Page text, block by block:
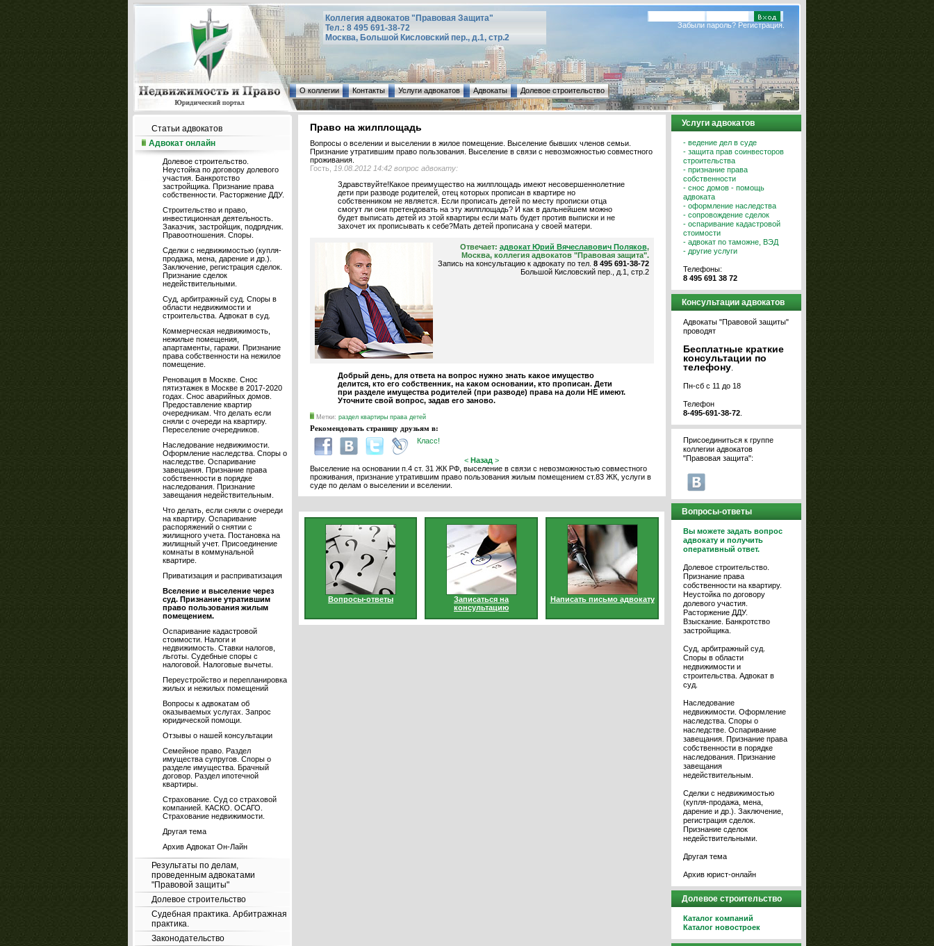
Коллегия адвокатов "Правовая Защита"
Тел.: 8 495 691-38-72
Москва, Большой Кисловский пер., д.1, стр.2
Забыли пароль? Регистрация.
О коллегии Контакты Услуги адвокатов Адвокаты Долевое строительство
Статьи адвокатов
Адвокат онлайн
Долевое строительство.
Неустойка по договору долевого
участия. Банкротство
застройщика. Признание права
собственности. Расторжение ДДУ.
Строительство и право,
инвестиционная деятельность.
Заказчик, застройщик, подрядчик.
Правоотношения. Споры.
Сделки с недвижимостью (купля-
продажа, мена, дарение и др.).
Заключение, регистрация сделок.
Признание сделок
недействительными.
Суд, арбитражный суд. Споры в
области недвижимости и
строительства. Адвокат в суд.
Коммерческая недвижимость,
нежилые помещения,
апартаменты, гаражи. Признание
права собственности на нежилое
помещение.
Реновация в Москве. Снос
пятиэтажек в Москве в 2017-2020
годах. Снос аварийных домов.
Предоставление квартир
очередникам. Что делать если
сняли с очереди на квартиру.
Переселение очередников.
Наследование недвижимости.
Оформление наследства. Споры о
наследстве. Оспаривание
завещания. Признание права
собственности в порядке
наследования. Признание
завещания недействительным.
Что делать, если сняли с очереди
на квартиру. Оспаривание
распоряжений о снятии с
жилищного учета. Постановка на
жилищный учет. Присоединение
комнаты в коммунальной
квартире.
Приватизация и расприватизация
Вселение и выселение через
суд. Признание утратившим
право пользования жилым
помещением.
Оспаривание кадастровой
стоимости. Налоги и
недвижимость. Ставки налогов,
льготы. Судебные споры с
налоговой. Налоговые вычеты.
Переустройство и перепланировка
жилых и нежилых помещений
Вопросы к адвокатам об
оказываемых услугах. Запрос
юридической помощи.
Отзывы о нашей консультации
Семейное право. Раздел
имущества супругов. Споры о
разделе имущества. Брачный
договор. Раздел ипотечной
квартиры.
Страхование. Суд со страховой
компанией. КАСКО. ОСАГО.
Страхование недвижимости.
Другая тема
Архив Адвокат Он-Лайн
Результаты по делам,
проведенным адвокатами
"Правовой защиты"
Долевое строительство
Судебная практика. Арбитражная
практика.
Законодательство
Право на жилплощадь
Вопросы о вселении и выселении в жилое помещение. Выселение бывших членов семьи.
Признание утратившим право пользования. Выселение в связи с невозможностью совместного
проживания.
Гость,
19.08.2012 14:42 вопрос адвокату:
Здравствуйте!Какое преимущество на жилплощадь имеют несовершеннолетние
дети при разводе родителей, отец которых прописан в квартире но
собственником не является. Если прописать детей по месту прописки отца
смогут ли они претендовать на эту жилплощадь? И как в дальнейшем можно
будет выписать детей из этой квартиры если мать будет против выписки и не
захочет их прописывать к себе?Мать детей прописана у своей матери.
Отвечает: адвокат Юрий Вячеславович Поляков,
Москва, коллегия адвокатов "Правовая защита".
Запись на консультацию к адвокату по тел. 8 495 691-38-72
Большой Кисловский пер., д.1, стр.2
Добрый день, для ответа на вопрос нужно знать какое имущество
делится, кто его собственник, на каком основании, кто прописан. Дети
при разделе имущества родителей (при разводе) права на доли НЕ имеют.
Уточните свой вопрос, задав его заново.
Метки: раздел квартиры права детей
Рекомендовать страницу друзьям в:
Класс!
< Назад >
Выселение на основании п.4 ст. 31 ЖК РФ, выселение в связи с невозможностью совместного
проживания, признание утратившим право пользования жилым помещением ст.83 ЖК, услуги в
суде по делам о выселении и вселении.
Вопросы-ответы
Записаться на
консультацию
Написать письмо адвокату
Услуги адвокатов
- ведение дел в суде
- защита прав соинвесторов
строительства
- признание права
собственности
- снос домов - помощь
адвоката
- оформление наследства
- сопровождение сделок
- оспаривание кадастровой
стоимости
- адвокат по таможне, ВЭД
- другие услуги
Телефоны:
8 495 691 38 72
Консультации адвокатов
Адвокаты "Правовой защиты"
проводят
Бесплатные краткие
консультации по
телефону
Пн-сб с 11 до 18
Телефон
8-495-691-38-72
Присоединиться к группе
коллегии адвокатов
"Правовая защита":
Вопросы-ответы
Вы можете задать вопрос
адвокату и получить
оперативный ответ.
Долевое строительство.
Признание права
собственности на квартиру.
Неустойка по договору
долевого участия.
Расторжение ДДУ.
Взыскание. Банкротство
застройщика.
Суд, арбитражный суд.
Споры в области
недвижимости и
строительства. Адвокат в
суд.
Наследование
недвижимости. Оформление
наследства. Споры о
наследстве. Оспаривание
завещания. Признание права
собственности в порядке
наследования. Признание
завещания
недействительным.
Сделки с недвижимостью
(купля-продажа, мена,
дарение и др.). Заключение,
регистрация сделок.
Признание сделок
недействительными.
Другая тема
Архив юрист-онлайн
Долевое строительство
Каталог компаний
Каталог новостроек